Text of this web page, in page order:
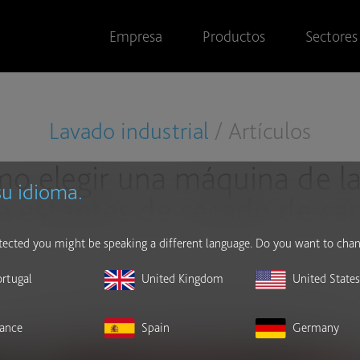
Empresa Productos Sectores
Lavado industrial / Artículos
elegir una máquina de
estantes de secado de
y cómo funcionan las máquinas de lavado para
idioma.
you might be speaking a different language. Do you want to
United Kingdom United States
Spain Germany